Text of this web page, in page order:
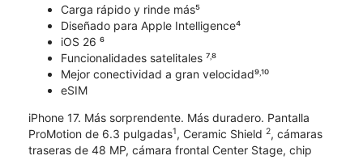
Carga rápido y rinde más⁵
Diseñado para Apple Intelligence⁴
iOS 26 ⁶
Funcionalidades satelitales ⁷˒⁸
Mejor conectividad a gran velocidad⁹˒¹⁰
eSIM
iPhone 17. Más sorprendente. Más duradero. Pantalla
ProMotion de 6.3 pulgadas1, Ceramic Shield 2, cámaras
traseras de 48 MP, cámara frontal Center Stage, chip